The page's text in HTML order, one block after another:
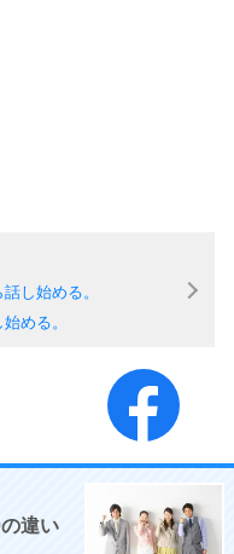
し始める。
める。
違い